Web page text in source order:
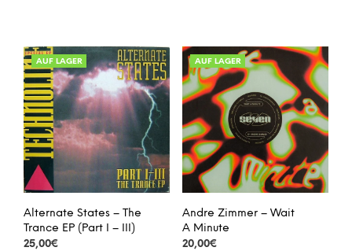
AUF LAGER
Alternate States – The
Trance EP (Part I – III)
25,00€
AUF LAGER
Andre Zimmer – Wait
A Minute
20,00€